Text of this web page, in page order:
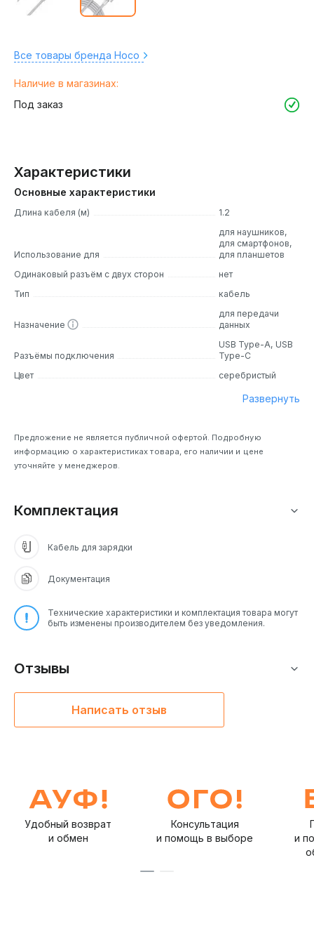
Все товары бренда Hoco
Наличие в магазинах:
Под заказ
Характеристики
Основные характеристики
Длина кабеля (м) 1.2
Использование для
для наушников,
для смартфонов,
для планшетов
Одинаковый разъём с двух сторон
нет
Тип
кабель
Назначение
для передачи
данных
Разъёмы подключения
USB Type-A, USB
Type-C
Цвет
серебристый
Развернуть
Предложение не является публичной офертой. Подробную
информацию о характеристиках товара, его наличии и цене
уточняйте у менеджеров.
Комплектация
Кабель для зарядки
Документация
Технические характеристики и комплектация товара могут
быть изменены производителем без уведомления.
Отзывы
Написать отзыв
Удобный возврат
и обмен
Консультация
и помощь в выборе
и